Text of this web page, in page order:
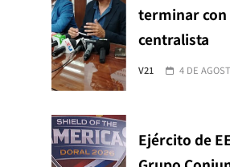
terminar con
centralista
V21 4 DE
Ejército de